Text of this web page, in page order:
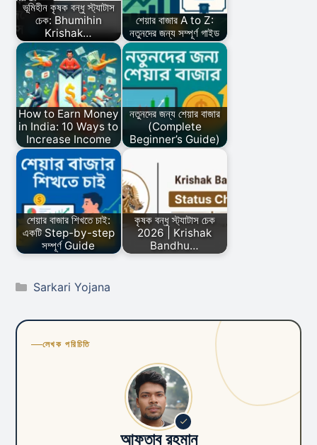
ভূমিহীন কৃষক বন্ধু স্ট্যাটাস
চেক: Bhumihin
Krishak…
শেয়ার বাজার A to Z:
নতুনদের জন্য সম্পূর্ণ গাইড
How to Earn Money
in India: 10 Ways to
Increase Income
নতুনদের জন্য শেয়ার বাজার
(Complete
Beginner’s Guide)
শেয়ার বাজার শিখতে চাই:
একটি Step-by-step
সম্পূর্ণ Guide
কৃষক বন্ধু স্ট্যাটাস চেক
2026 | Krishak
Bandhu…
Categories
Sarkari Yojana
লেখক পরিচিতি
আফতাব রহমান